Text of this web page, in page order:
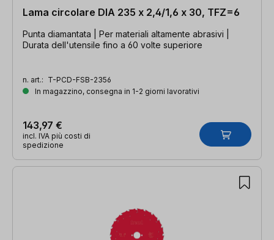
Lama circolare DIA 235 x 2,4/1,6 x 30, TFZ=6
Punta diamantata | Per materiali altamente abrasivi |
Durata dell'utensile fino a 60 volte superiore
n. art.: T-PCD-FSB-2356
In magazzino, consegna in 1-2 giorni lavorativi
143,97 €
incl. IVA più costi di
spedizione